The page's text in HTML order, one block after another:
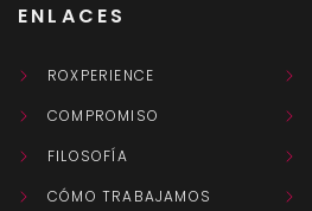
ENLACES
ROXPERIENCE
COMPROMISO
FILOSOFÍA
CÓMO TRABAJAMOS